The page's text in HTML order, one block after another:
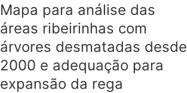
Mapa para análise das
áreas ribeirinhas com
árvores desmatadas desde
2000 e adequação para
expansão da rega